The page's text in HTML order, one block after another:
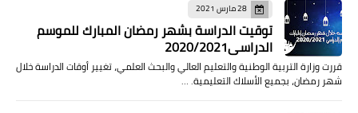
28 مارس 2021
توقيت الدراسة بشهر رمضان المبارك للموسم
الدراسي2020/2021
قررت وزارة التربية الوطنية والتعليم العالي والبحث العلمي، تغيير أوقات الدراسة خلال
شهر رمضان، بجميع الأسلاك التعليمية. …